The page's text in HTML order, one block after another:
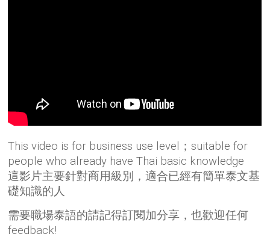
This video is for business use level；suitable for
people who already have Thai basic knowledge
這影片主要針對商用級別，適合已經有簡單泰文基
礎知識的人
需要職場泰語的請記得訂閱加分享，也歡迎任何
feedback!